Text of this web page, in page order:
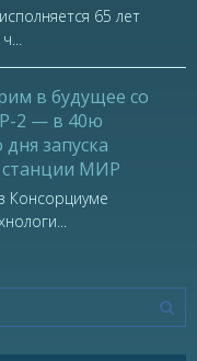
65 лет
в будущее со
2 — в 40ю
запуска
МИР
Консорциуме